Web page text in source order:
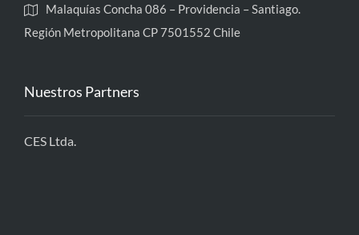
Malaquías Concha 086 – Providencia – Santiago.
Región Metropolitana CP 7501552 Chile
Nuestros Partners
CES Ltda.